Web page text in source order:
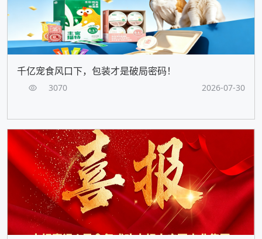
千亿宠食风口下，包装才是破局密码！
3070 2026-07-30